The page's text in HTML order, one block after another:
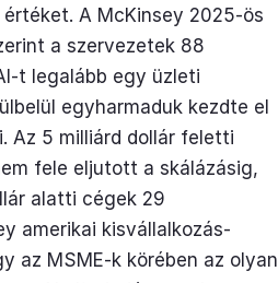
A McKinsey 2025-ös
a szervezetek 88
t legalább egy üzleti
egyharmaduk kezdte el
Az 5 milliárd dollár feletti
fele eljutott a skálázásig,
alatti cégek 29
amerikai kisvállalkozás-
az MSME-k körében az olyan